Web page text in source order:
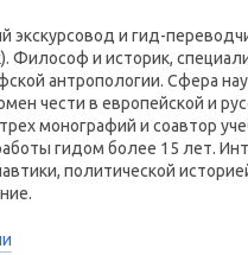
экскурсовод и гид-
Философ и историк,
антропологии. Сфера
чести в европейской и
монографий и соавтор
гидом более 15 лет.
политической